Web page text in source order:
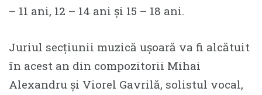
– 11 ani, 12 – 14 ani și 15 – 18 ani.
Juriul secțiunii muzică ușoară va fi alcătuit
în acest an din compozitorii Mihai
Alexandru și Viorel Gavrilă, solistul vocal,